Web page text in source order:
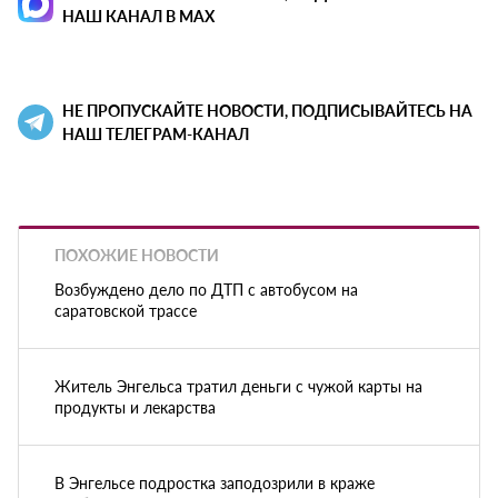
НАШ КАНАЛ В MAX
НЕ ПРОПУСКАЙТЕ НОВОСТИ, ПОДПИСЫВАЙТЕСЬ НА
НАШ ТЕЛЕГРАМ-КАНАЛ
ПОХОЖИЕ НОВОСТИ
Возбуждено дело по ДТП с автобусом на
саратовской трассе
Житель Энгельса тратил деньги с чужой карты на
продукты и лекарства
В Энгельсе подростка заподозрили в краже